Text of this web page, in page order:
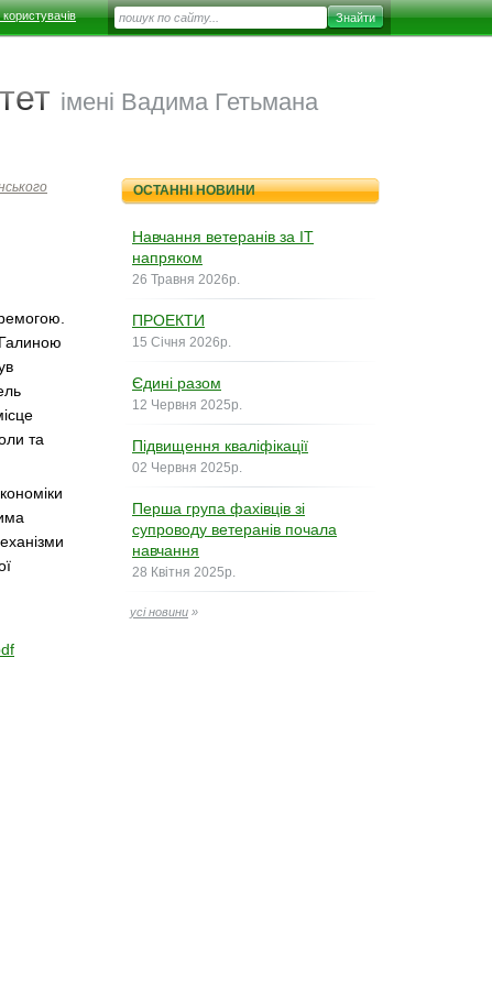
імені Вадима Гетьмана
та
ОСТАННІ НОВИНИ
Навчання ветеранів за ІТ
напряком
26 Травня 2026р.
ПРОЕКТИ
15 Січня 2026р.
Єдині разом
12 Червня 2025р.
Підвищення кваліфікації
02 Червня 2025р.
Перша група фахівців зі
супроводу ветеранів почала
навчання
28 Квітня 2025р.
усі новини »